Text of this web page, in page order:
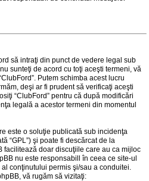
să intraţi din punct de vedere legal sub
sunteţi de acord cu toţi aceşti termeni, vă
Putem schimba acest lucru
deşi ar fi prudent să verificaţi aceşti
“ClubFord” pentru că după modificări
legală a acestor termeni din momentul
este o soluţie publicată sub incidenţa
“GPL”) şi poate fi descărcat de la
facilitează doar discuţiile care au ca mijloc
nu este responsabill în ceea ce site-ul
conţinutului permis şi/sau a conduitei.
vă rugăm să vizitaţi: